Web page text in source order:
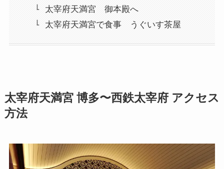
太宰府天満宮 御本殿へ
太宰府天満宮で食事 うぐいす茶屋
太宰府天満宮 博多〜西鉄太宰府 アクセス
方法